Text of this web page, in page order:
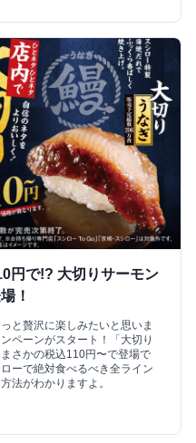
円で!? 大切りサーモン
！
と贅沢に楽しみたいと思いま
ペーンがスタート！「大切り
さかの税込110円〜で登場で
ーで絶対食べるべき全ライン
法がわかりますよ。